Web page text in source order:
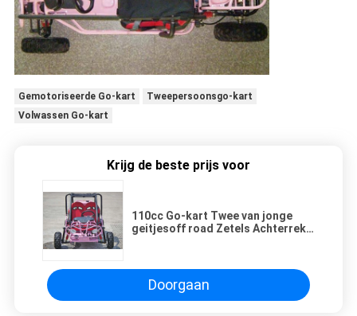
Gemotoriseerde Go-kart
Tweepersoonsgo-kart
Volwassen Go-kart
Krijg de beste prijs voor
110cc Go-kart Twee van jonge
geitjesoff road Zetels Achterrek
Doorgaan